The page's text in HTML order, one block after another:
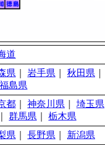
道
県 岩手県 秋田県
福島県
都 神奈川県 埼玉県
群馬県
栃木県
県 長野県
新潟県